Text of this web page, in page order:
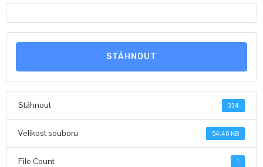
STÁHNOUT
Stáhnout 334
Velikost souboru 54.46 KB
File Count 1